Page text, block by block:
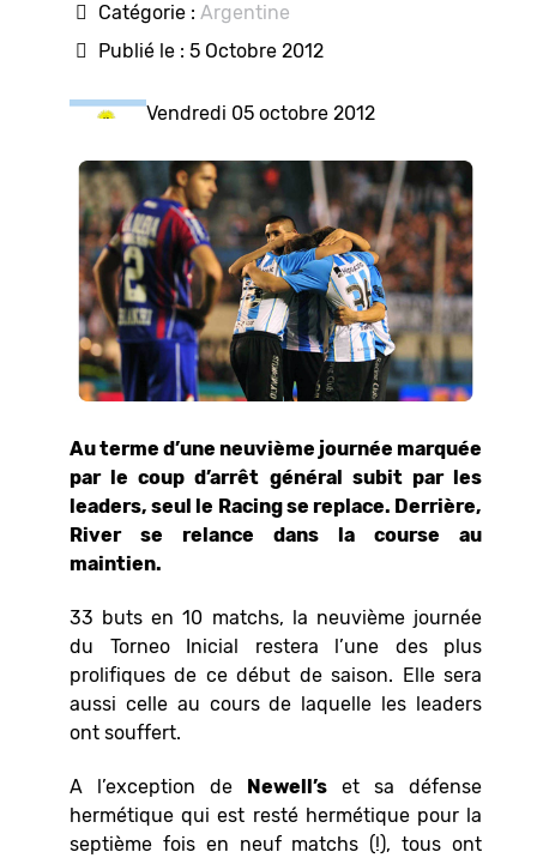
Catégorie : Argentine
Publié le : 5 Octobre 2012
Vendredi 05 octobre 2012
Au terme d’une neuvième journée marquée
par le coup d’arrêt général subit par les
leaders, seul le Racing se replace. Derrière,
River se relance dans la course au
maintien.
33 buts en 10 matchs, la neuvième journée
du Torneo Inicial restera l’une des plus
prolifiques de ce début de saison. Elle sera
aussi celle au cours de laquelle les leaders
ont souffert.
A l’exception de Newell’s et sa défense
hermétique qui est resté hermétique pour la
septième fois en neuf matchs (!), tous ont